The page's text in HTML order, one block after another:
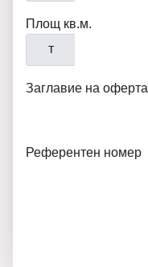
Площ кв.м.
т
Заглавие на оферта
Референтен номер